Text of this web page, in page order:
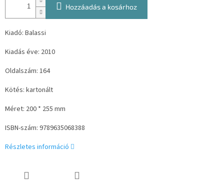
Hozzáadás a kosárhoz
Kiadó: Balassi
Kiadás éve: 2010
Oldalszám: 164
Kötés: kartonált
Méret: 200 * 255 mm
ISBN-szám: 9789635068388
Részletes információ